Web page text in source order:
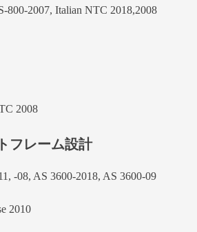
800-2007, Italian NTC 2018,2008
2008
フレーム設計
-08, AS 3600-2018, AS 3600-09
2010